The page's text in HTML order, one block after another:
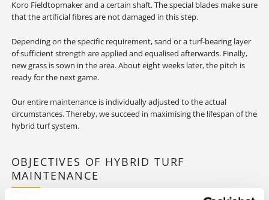
Koro Fieldtopmaker and a certain shaft. The special blades make sure
that the artificial fibres are not damaged in this step.
Depending on the specific requirement, sand or a turf-bearing layer
of sufficient strength are applied and equalised afterwards. Finally,
new grass is sown in the area. About eight weeks later, the pitch is
ready for the next game.
Our entire maintenance is individually adjusted to the actual
circumstances. Thereby, we succeed in maximising the lifespan of the
hybrid turf system.
OBJECTIVES OF HYBRID TURF
MAINTENANCE